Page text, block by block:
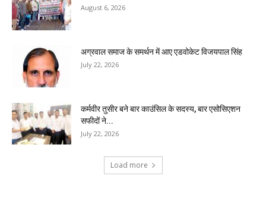
August 6, 2026
अग्रवाल समाज के समर्थन में आए एडवोकेट विजयपाल सिंह
July 22, 2026
कर्मवीर तुसीर बने बार काउंसिल के सदस्य, बार एसोसिएशन
सफीदों ने...
July 22, 2026
Load more